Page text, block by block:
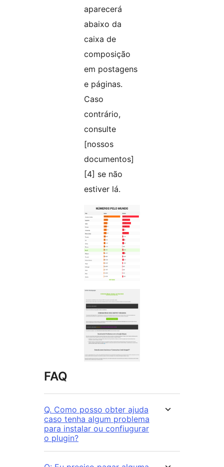
aparecerá
abaixo da
caixa de
composição
em postagens
e páginas.
Caso
contrário,
consulte
[nossos
documentos]
[4] se não
estiver lá.
FAQ
Q. Como posso obter ajuda
caso tenha algum problema
para instalar ou confiugurar
o plugin?